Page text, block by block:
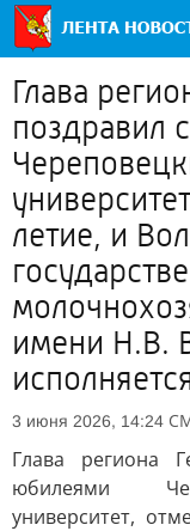
Глава
поздравил
летие, и
имени Н.В.
3 июня 2026, 14:24
Глава региона
юбилеями
университет,